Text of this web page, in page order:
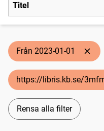
Titel
Från 2023-01-01
https://libris.kb.se/
Rensa alla filter